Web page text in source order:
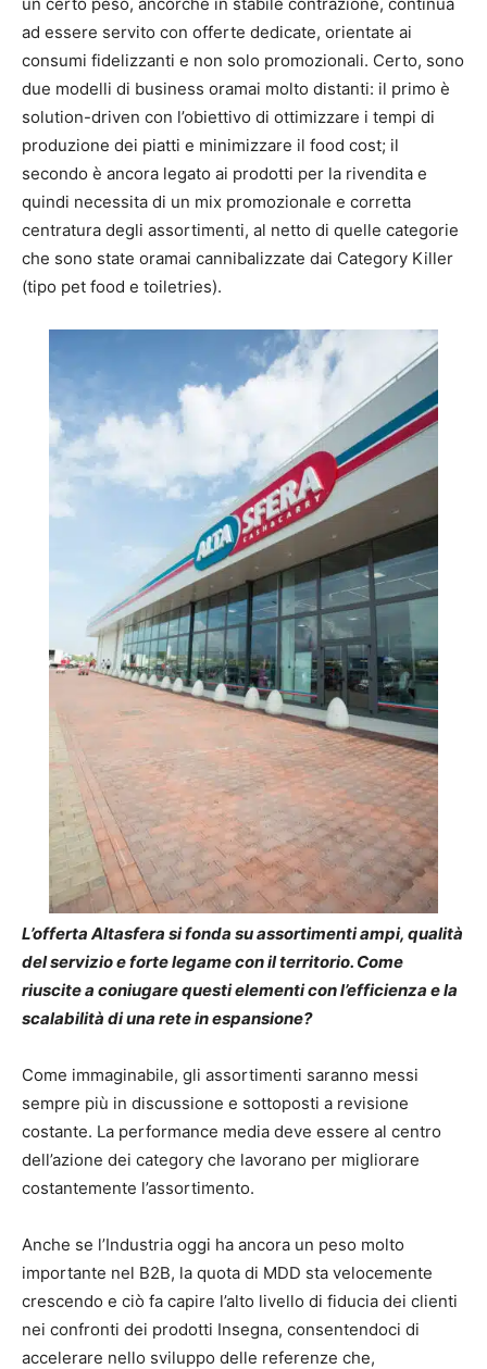
ad essere servito con offerte dedicate, orientate ai
consumi fidelizzanti e non solo promozionali. Certo, sono
due modelli di business oramai molto distanti: il primo è
solution-driven con l’obiettivo di ottimizzare i tempi di
produzione dei piatti e minimizzare il food cost; il
secondo è ancora legato ai prodotti per la rivendita e
quindi necessita di un mix promozionale e corretta
centratura degli assortimenti, al netto di quelle categorie
che sono state oramai cannibalizzate dai Category Killer
(tipo pet food e toiletries).
L’offerta Altasfera si fonda su assortimenti ampi, qualità
del servizio e forte legame con il territorio. Come
riuscite a coniugare questi elementi con l’efficienza e la
scalabilità di una rete in espansione?
Come immaginabile, gli assortimenti saranno messi
sempre più in discussione e sottoposti a revisione
costante. La performance media deve essere al centro
dell’azione dei category che lavorano per migliorare
costantemente l’assortimento.
Anche se l’Industria oggi ha ancora un peso molto
importante nel B2B, la quota di MDD sta velocemente
crescendo e ciò fa capire l’alto livello di fiducia dei clienti
nei confronti dei prodotti Insegna, consentendoci di
accelerare nello sviluppo delle referenze che,